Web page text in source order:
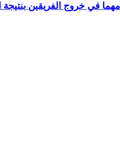
في خروج الفريقين بنتيجة